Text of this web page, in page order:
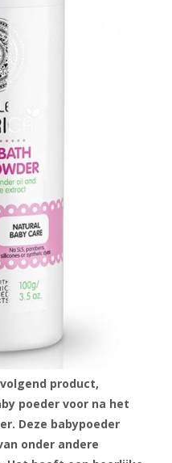
product,
poeder voor na het
Deze babypoeder
onder andere